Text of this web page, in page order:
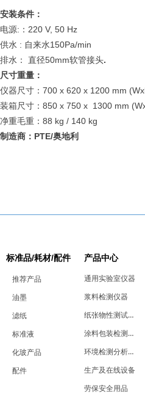
安装条件：
电源: ： 220 V, 50 Hz
供水 : 自来水150Pa/min
排水： 直径50mm软管接头.
尺寸重量：
仪器尺寸： 700 x 620 x 1200 mm
装箱尺寸： 850 x 750 x 1300 mm
净重毛重： 88 kg / 140 kg
制造商： PTE/奥地利
通用实验室仪器
浆料检测仪器
纸张物性测试仪器
涂料包装检测仪器
环境检测分析仪器
生产及在线设备
劳保安全用品
产品中心
推荐产品
油墨
滤纸
标准液
化玻产品
配件
标准品/耗材/配件